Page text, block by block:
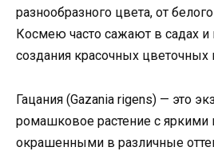
разнообразного цвета, от
Космею часто сажают в садах и
создания красочных цветочных
Гацания (Gazania rigens) — это
ромашковое растение с яркими
окрашенными в различные